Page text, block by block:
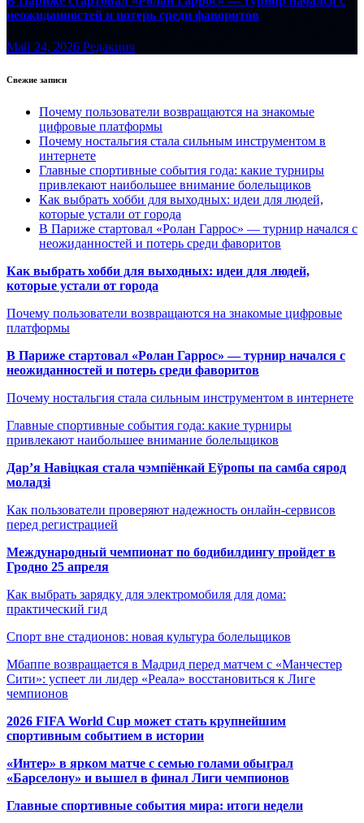
неожиданностей и потерь среди фаворитов
Май 24, 2026 Редакция
Свежие записи
Почему пользователи возвращаются на знакомые
цифровые платформы
Почему ностальгия стала сильным инструментом в
интернете
Главные спортивные события года: какие турниры
привлекают наибольшее внимание болельщиков
Как выбрать хобби для выходных: идеи для людей,
которые устали от города
В Париже стартовал «Ролан Гаррос» — турнир начался с
неожиданностей и потерь среди фаворитов
Как выбрать хобби для выходных: идеи для людей,
которые устали от города
Почему пользователи возвращаются на знакомые цифровые
платформы
В Париже стартовал «Ролан Гаррос» — турнир начался с
неожиданностей и потерь среди фаворитов
Почему ностальгия стала сильным инструментом в интернете
Главные спортивные события года: какие турниры
привлекают наибольшее внимание болельщиков
Дар’я Навіцкая стала чэмпіёнкай Еўропы па самба сярод
моладзі
Как пользователи проверяют надежность онлайн-сервисов
перед регистрацией
Международный чемпионат по бодибилдингу пройдет в
Гродно 25 апреля
Как выбрать зарядку для электромобиля для дома:
практический гид
Спорт вне стадионов: новая культура болельщиков
Мбаппе возвращается в Мадрид перед матчем с «Манчестер
Сити»: успеет ли лидер «Реала» восстановиться к Лиге
чемпионов
2026 FIFA World Cup может стать крупнейшим
спортивным событием в истории
«Интер» в ярком матче с семью голами обыграл
«Барселону» и вышел в финал Лиги чемпионов
Главные спортивные события мира: итоги недели